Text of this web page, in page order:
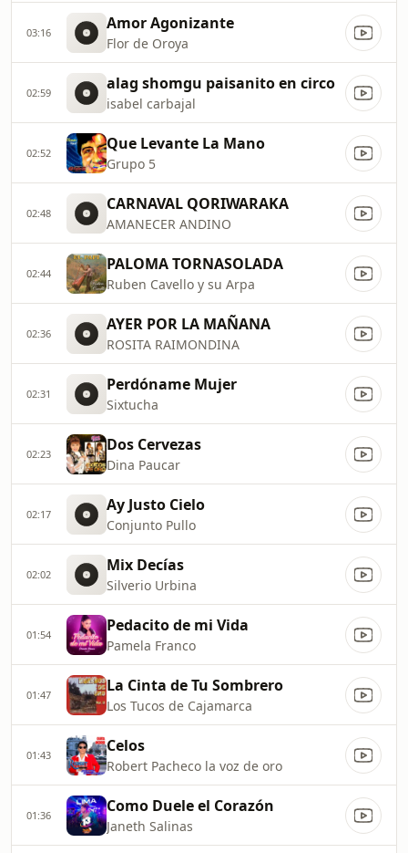
03:16 Amor Agonizante
Flor de Oroya
02:59 alag shomgu paisanito en circo
isabel carbajal
02:52 Que Levante La Mano
Grupo 5
02:48 CARNAVAL QORIWARAKA
AMANECER ANDINO
02:44 PALOMA TORNASOLADA
Ruben Cavello y su Arpa
02:36 AYER POR LA MAÑANA
ROSITA RAIMONDINA
02:31 Perdóname Mujer
Sixtucha
02:23 Dos Cervezas
Dina Paucar
02:17 Ay Justo Cielo
Conjunto Pullo
02:02 Mix Decías
Silverio Urbina
01:54 Pedacito de mi Vida
Pamela Franco
01:47 La Cinta de Tu Sombrero
Los Tucos de Cajamarca
01:43 Celos
Robert Pacheco la voz de oro
01:36 Como Duele el Corazón
Janeth Salinas